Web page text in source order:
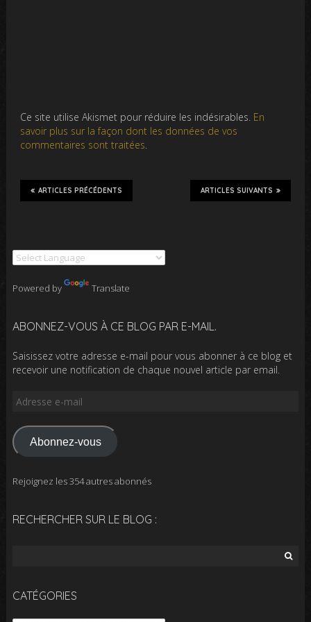
Ce site utilise Akismet pour réduire les indésirables. En
savoir plus sur la façon dont les données de vos
commentaires sont traitées.
ARTICLES SUIVANTS
ARTICLES PRÉCÉDENTS
Powered by Translate
ABONNEZ-VOUS À CE BLOG PAR E-MAIL.
Saisissez votre adresse e-mail pour vous abonner à ce blog et
recevoir une notification de chaque nouvel article par email.
Adresse
mail
Abonnez-vous
Rejoignez les 354 autres abonnés
RECHERCHER SUR LE BLOG :
CATÉGORIES